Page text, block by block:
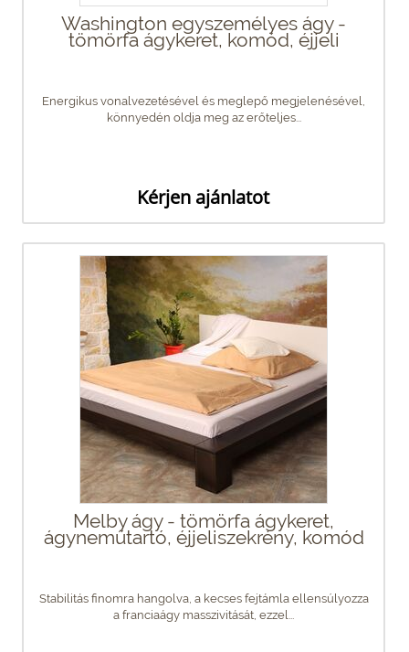
Washington egyszemélyes ágy -
tömörfa ágykeret, komód, éjjeli
Energikus vonalvezetésével és meglepő megjelenésével,
könnyedén oldja meg az erőteljes...
Kérjen ajánlatot
Melby ágy - tömörfa ágykeret,
ágyneműtartó, éjjeliszekrény, komód
Stabilitás finomra hangolva, a kecses fejtámla ellensúlyozza
a franciaágy masszivitását, ezzel...